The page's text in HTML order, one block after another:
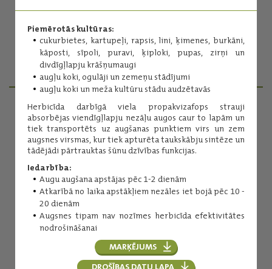
Piemērotās kultūras:
cukurbietes, kartupeļi, rapsis, lini, ķimenes, burkāni,
kāposti, sīpoli, puravi, ķiploki, pupas, zirņi un
divdīgļlapju krāšņumaugi
augļu koki, ogulāji un zemeņu stādījumi
augļu koki un meža kultūru stādu audzētavās
Herbicīda darbīgā viela propakvizafops strauji
absorbējas viendīgļlapju nezāļu augos caur to lapām un
tiek transportēts uz augšanas punktiem virs un zem
augsnes virsmas, kur tiek apturēta taukskābju sintēze un
tādējādi pārtrauktas šūnu dzīvības funkcijas.
Iedarbība:
Augu augšana apstājas pēc 1-2 dienām
Atkarībā no laika apstākļiem nezāles iet bojā pēc 10 -
20 dienām
Augsnes tipam nav nozīmes herbicīda efektivitātes
nodrošināšanai
MARĶĒJUMS
DROŠĪBAS DATU LAPA
Ražotājs:
ADAMA
Lasīt vairāk
PRODUKTU MENEDŽERI
Augu aizsardzības līdzekļi